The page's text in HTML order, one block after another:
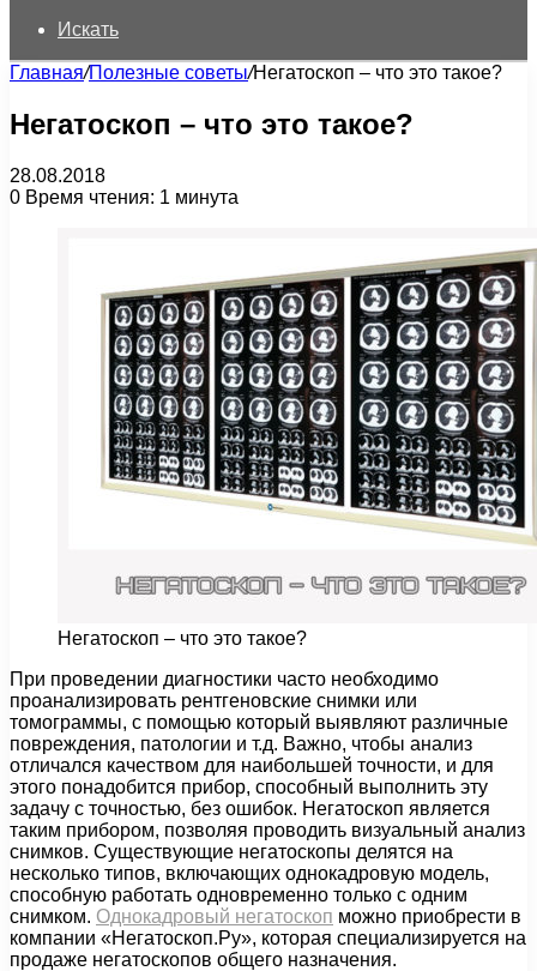
Искать
Главная/Полезные советы/Негатоскоп – что это такое?
Негатоскоп – что это такое?
28.08.2018
0 Время чтения: 1 минута
Негатоскоп – что это такое?
При проведении диагностики часто необходимо
проанализировать рентгеновские снимки или
томограммы, с помощью который выявляют различные
повреждения, патологии и т.д. Важно, чтобы анализ
отличался качеством для наибольшей точности, и для
этого понадобится прибор, способный выполнить эту
задачу с точностью, без ошибок. Негатоскоп является
таким прибором, позволяя проводить визуальный анализ
снимков. Существующие негатоскопы делятся на
несколько типов, включающих однокадровую модель,
способную работать одновременно только с одним
снимком. Однокадровый негатоскоп можно приобрести в
компании «Негатоскоп.Ру», которая специализируется на
продаже негатоскопов общего назначения.